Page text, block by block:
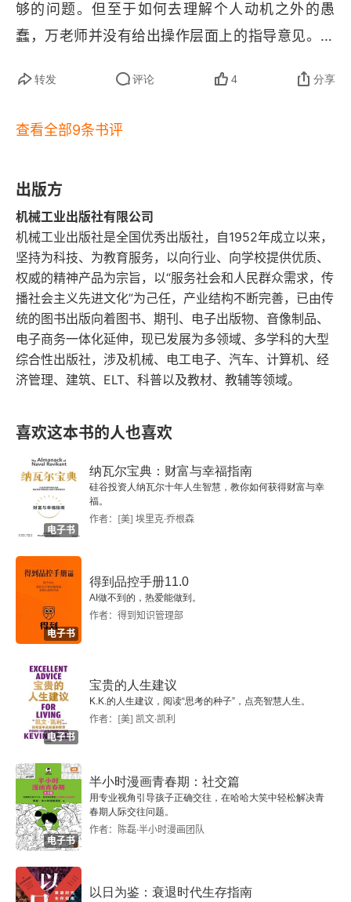
够的问题。但至于如何去理解个人动机之外的愚
蠢，万老师并没有给出操作层面上的指导意见。这
见，让我们从更深的层次上，系统化地了解个人没
动，从而发挥我们的影响力。在这本书里面，作者
从能力和动机两个维度并从个人、社会和系统三个
层面，共六个因素，分析了一个人如果没有达到我
们的预期，所可能遇到的困难和挑战。把我们的视
角从简单的 “坏” 切换到了他人的 “不得已”，从而
让我们对他人的行为的解释有了更多的可能性，也
为关键冲突的处理预留出更多的腾挪空间。在作者
看来，处理关键冲突的第一步是要想清楚我们的目
沟通者有一个共同的特点，就是目标导向，仅仅围
绕沟通的目标展开对话。这是第一步，也是最关键
的一步。而在我看来，很多时候，确定目标的过
程，也是发现自己的过程。因为寻找尚未满足的需
求，本身就是探索自我的过程。解决冲突的第二
步，是梳理头绪，避免一头扎进冲突中。这需要清
空自己的偏见和标签，满怀好奇地去努力寻找事实
真相。只有客观地不带偏见地复盘事实和真相，才
能让我们冷静下来，去寻找其它的可能性。解决冲
突的第三步，在《关键对话》这本书里面已经一再
强调过了，就是营造安全的沟通氛围。这是所有沟
通中都需要特别注意的地方，也是沟通高手和沟通
对方的情绪，并在沟通过程中不断地澄清自己的沟
通目标，持续释放自己的善意。如果发现情绪不
对，宁可换一个时间和地点去进行沟通。关键冲突
重建安全氛围之后，需要一个问题来结束开场白。
转发 评论 4 分享
查看全部9条书评
出版方
机械工业出版社有限公司
机械工业出版社是全国优秀出版社，自1952年成立以来，
坚持为科技、为教育服务，以向行业、向学校提供优质、
权威的精神产品为宗旨，以“服务社会和人民群众需求，传
播社会主义先进文化”为己任，产业结构不断完善，已由传
统的图书出版向着图书、期刊、电子出版物、音像制品、
电子商务一体化延伸，现已发展为多领域、多学科的大型
综合性出版社，涉及机械、电工电子、汽车、计算机、经
济管理、建筑、ELT、科普以及教材、教辅等领域。
喜欢这本书的人也喜欢
电子书
纳瓦尔宝典：财富与幸福指南
硅谷投资人纳瓦尔十年人生智慧，教你如何获得财富与幸
福。
作者：[美] 埃里克·乔根森
电子书
得到品控手册11.0
AI做不到的，热爱能做到。
作者：得到知识管理部
电子书
宝贵的人生建议
K.K.的人生建议，阅读“思考的种子”，点亮智慧人生。
作者：[美] 凯文·凯利
电子书
半小时漫画青春期：社交篇
用专业视角引导孩子正确交往，在哈哈大笑中轻松解决青
春期人际交往问题。
作者：陈磊·半小时漫画团队
以日为鉴：衰退时代生存指南